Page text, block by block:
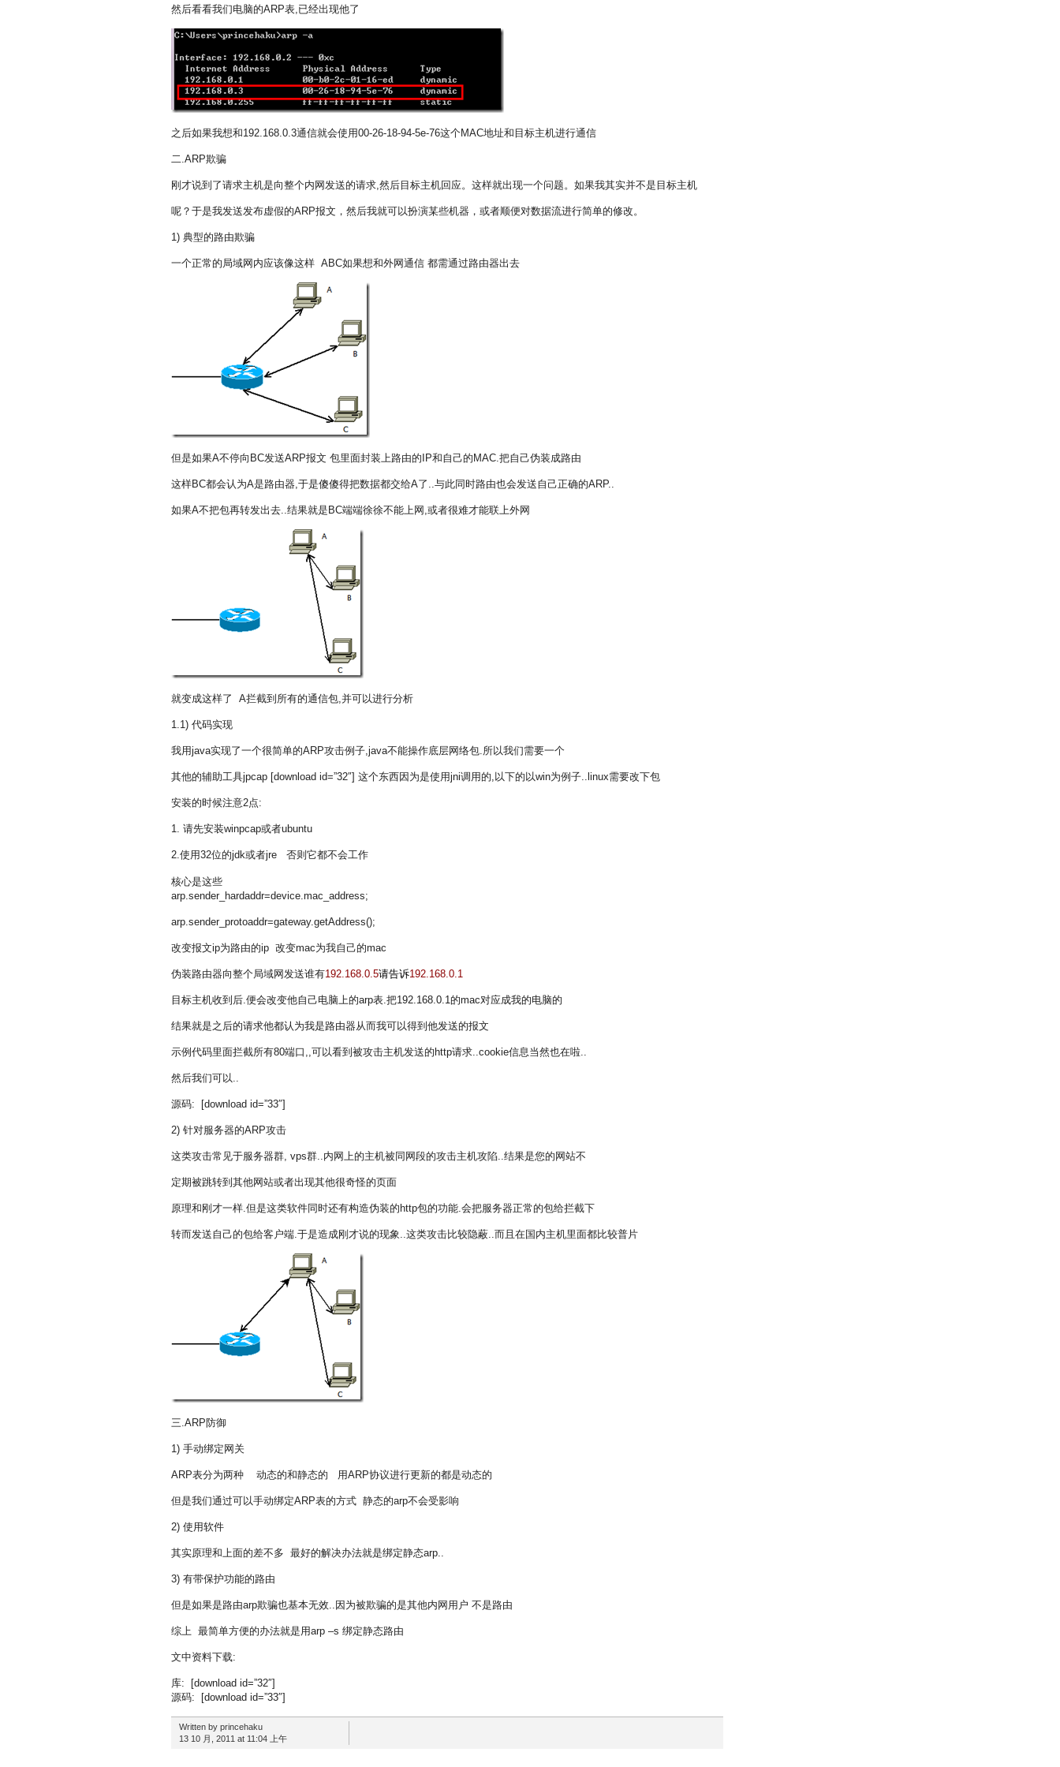
然后看看我们电脑的ARP表,已经出现他了
之后如果我想和192.168.0.3通信就会使用00-26-18-94-5e-76这个MAC地址和目标主机进行通信
二.ARP欺骗
刚才说到了请求主机是向整个内网发送的请求,然后目标主机回应。这样就出现一个问题。如果我其实并不是目标主机
呢？于是我发送发布虚假的ARP报文，然后我就可以扮演某些机器，或者顺便对数据流进行简单的修改。
1) 典型的路由欺骗
一个正常的局域网内应该像这样 ABC如果想和外网通信 都需通过路由器出去
但是如果A不停向BC发送ARP报文 包里面封装上路由的IP和自己的MAC.把自己伪装成路由
这样BC都会认为A是路由器,于是傻傻得把数据都交给A了..与此同时路由也会发送自己正确的ARP..
如果A不把包再转发出去..结果就是BC端端徐徐不能上网,或者很难才能联上外网
就变成这样了 A拦截到所有的通信包,并可以进行分析
1.1) 代码实现
我用java实现了一个很简单的ARP攻击例子,java不能操作底层网络包.所以我们需要一个
其他的辅助工具jpcap [download id=”32″] 这个东西因为是使用jni调用的,以下的以win为例子..linux需要改下包
安装的时候注意2点:
1. 请先安装winpcap或者ubuntu
2.使用32位的jdk或者jre 否则它都不会工作
核心是这些
arp.sender_hardaddr=device.mac_address;
arp.sender_protoaddr=gateway.getAddress();
改变报文ip为路由的ip 改变mac为我自己的mac
伪装路由器向整个局域网发送谁有192.168.0.5请告诉192.168.0.1
目标主机收到后.便会改变他自己电脑上的arp表.把192.168.0.1的mac对应成我的电脑的
结果就是之后的请求他都认为我是路由器从而我可以得到他发送的报文
示例代码里面拦截所有80端口,,可以看到被攻击主机发送的http请求..cookie信息当然也在啦..
然后我们可以..
源码: [download id=”33″]
2) 针对服务器的ARP攻击
这类攻击常见于服务器群, vps群..内网上的主机被同网段的攻击主机攻陷..结果是您的网站不
定期被跳转到其他网站或者出现其他很奇怪的页面
原理和刚才一样.但是这类软件同时还有构造伪装的http包的功能.会把服务器正常的包给拦截下
转而发送自己的包给客户端.于是造成刚才说的现象..这类攻击比较隐蔽..而且在国内主机里面都比较普片
三.ARP防御
1) 手动绑定网关
ARP表分为两种 动态的和静态的 用ARP协议进行更新的都是动态的
但是我们通过可以手动绑定ARP表的方式 静态的arp不会受影响
2) 使用软件
其实原理和上面的差不多 最好的解决办法就是绑定静态arp..
3) 有带保护功能的路由
但是如果是路由arp欺骗也基本无效..因为被欺骗的是其他内网用户 不是路由
综上 最简单方便的办法就是用arp –s 绑定静态路由
文中资料下载:
库: [download id=”32″]
源码: [download id=”33″]
Written by princehaku
13 10 月, 2011 at 11:04 上午